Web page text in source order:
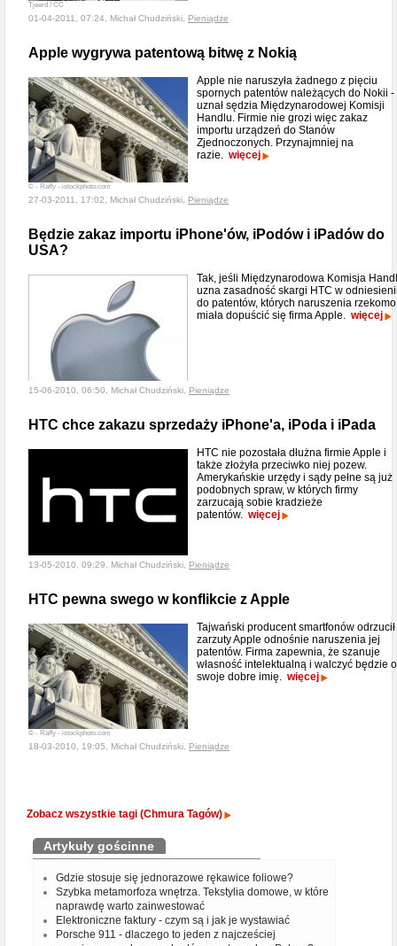
Tjeerd / CC
01-04-2011, 07:24, Michał Chudziński, Pieniądze
Apple wygrywa patentową bitwę z Nokią
© - Raffy - istockphoto.com
Apple nie naruszyła żadnego z pięciu
spornych patentów należących do Nokii -
uznał sędzia Międzynarodowej Komisji
Handlu. Firmie nie grozi więc zakaz
importu urządzeń do Stanów
Zjednoczonych. Przynajmniej na
razie. więcej
27-03-2011, 17:02, Michał Chudziński, Pieniądze
Będzie zakaz importu iPhone'ów, iPodów i iPadów do
USA?
Tak, jeśli Międzynarodowa Komisja
uzna zasadność skargi HTC w
do patentów, których naruszenia rzekomo
miała dopuścić się firma Apple. więcej
15-06-2010, 06:50, Michał Chudziński, Pieniądze
HTC chce zakazu sprzedaży iPhone'a, iPoda i iPada
HTC nie pozostała dłużna firmie Apple i
także złożyła przeciwko niej pozew.
Amerykańskie urzędy i sądy pełne są już
podobnych spraw, w których firmy
zarzucają sobie kradzieże
patentów. więcej
13-05-2010, 09:29, Michał Chudziński, Pieniądze
HTC pewna swego w konflikcie z Apple
© - Raffy - istockphoto.com
Tajwański producent smartfonów odrzucił
zarzuty Apple odnośnie naruszenia jej
patentów. Firma zapewnia, że szanuje
własność intelektualną i walczyć będzie o
swoje dobre imię. więcej
18-03-2010, 19:05, Michał Chudziński, Pieniądze
Zobacz wszystkie tagi (Chmura Tagów)
Artykuły gościnne
Gdzie stosuje się jednorazowe rękawice foliowe?
Szybka metamorfoza wnętrza. Tekstylia domowe, w które
naprawdę warto zainwestować
Elektroniczne faktury - czym są i jak je wystawiać
Porsche 911 - dlaczego to jeden z najcześciej